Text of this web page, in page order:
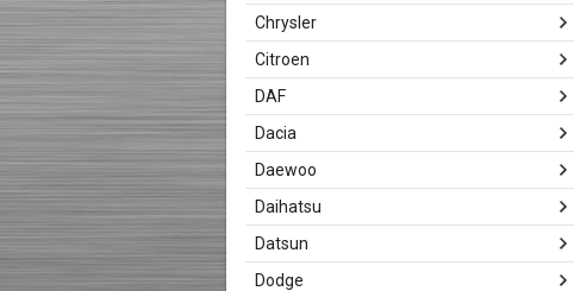
Chrysler
Citroen
DAF
Dacia
Daewoo
Daihatsu
Datsun
Dodge